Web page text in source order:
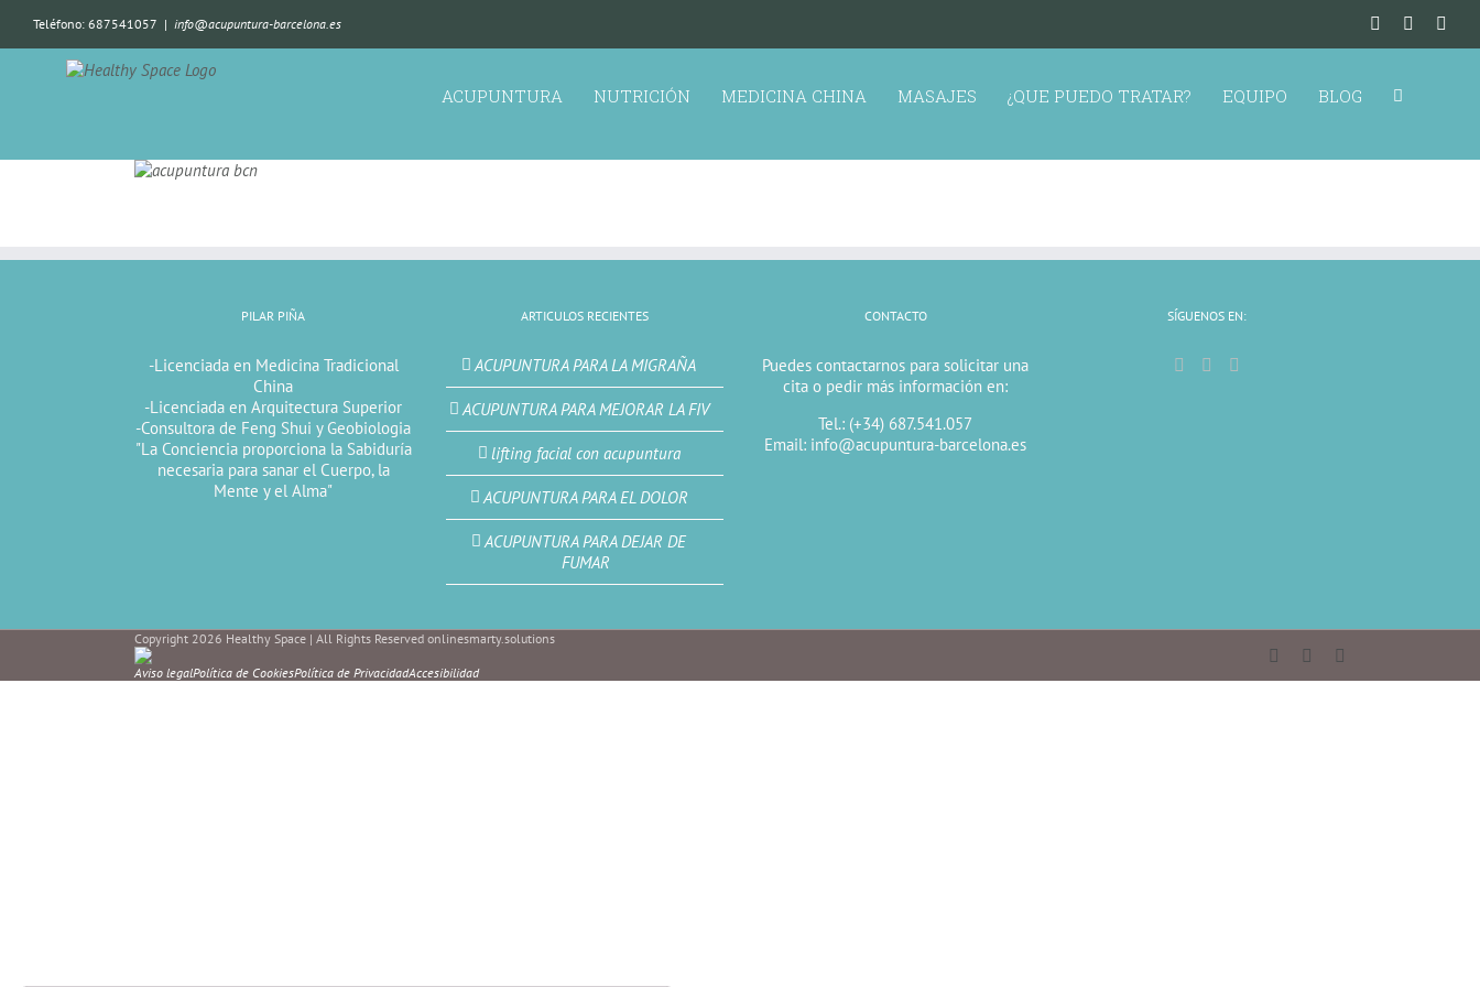
Teléfono: 687541057 | info@acupuntura-barcelona.es
ACUPUNTURA NUTRICIÓN MEDICINA CHINA MASAJES ¿QUE PUEDO TRATAR? EQUIPO BLOG
PILAR PIÑA
-Licenciada en Medicina Tradicional
China
-Licenciada en Arquitectura Superior
-Consultora de Feng Shui y Geobiologia
"La Conciencia proporciona la Sabiduría
necesaria para sanar el Cuerpo, la
Mente y el Alma"
ARTICULOS RECIENTES
ACUPUNTURA PARA LA MIGRAÑA
ACUPUNTURA PARA MEJORAR LA FIV
lifting facial con acupuntura
ACUPUNTURA PARA EL DOLOR
ACUPUNTURA PARA DEJAR DE
FUMAR
CONTACTO
Puedes contactarnos para solicitar una
cita o pedir más información en:
Tel.: (+34) 687.541.057
Email: info@acupuntura-barcelona.es
SÍGUENOS EN:
Copyright 2026 Healthy Space | All Rights Reserved onlinesmarty.solutions
Aviso legalPolítica de CookiesPolítica de PrivacidadAccesibilidad